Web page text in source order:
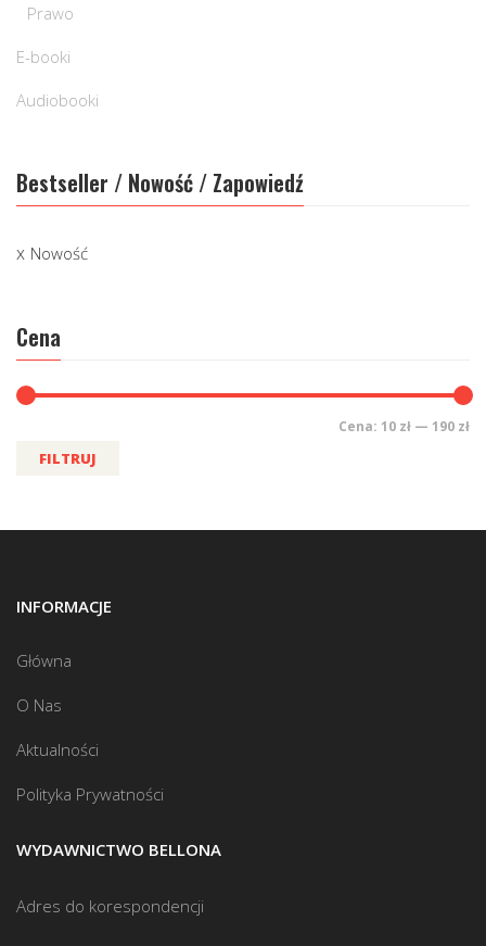
Prawo
E-booki
Audiobooki
Bestseller / Nowość / Zapowiedź
Nowość
Cena
FILTRUJ
Cena: 10 zł — 190 zł
INFORMACJE
Główna
O Nas
Aktualności
Polityka Prywatności
WYDAWNICTWO BELLONA
Adres do korespondencji